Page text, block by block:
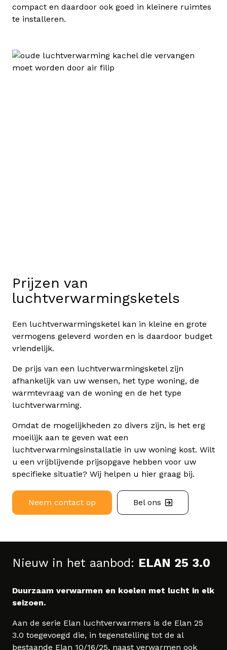
compact en daardoor ook goed in kleinere ruimtes
te installeren.
Prijzen van
luchtverwarmingsketels
Een luchtverwarmingsketel kan in kleine en grote
vermogens geleverd worden en is daardoor budget
vriendelijk.
De prijs van een luchtverwarmingsketel zijn
afhankelijk van uw wensen, het type woning, de
warmtevraag van de woning en de het type
luchtverwarming.
Omdat de mogelijkheden zo divers zijn, is het erg
moeilijk aan te geven wat een
luchtverwarmingsinstallatie in uw woning kost. Wilt
u een vrijblijvende prijsopgave hebben voor uw
specifieke situatie? Wij helpen u hier graag bij.
Neem contact op Bel ons
Nieuw in het aanbod: ELAN 25 3.0
Duurzaam verwarmen en koelen met lucht in elk
seizoen.
Aan de serie Elan luchtverwarmers is de Elan 25
3.0 toegevoegd die, in tegenstelling tot de al
bestaande Elan 10/16/25, naast verwarmen ook